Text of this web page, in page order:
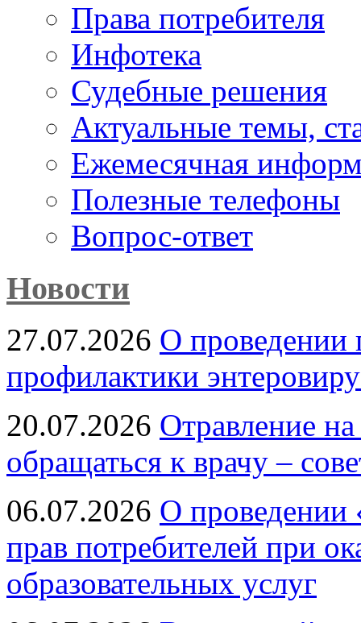
Права потребителя
Инфотека
Судебные решения
Актуальные темы,
Ежемесячная
Полезные телефоны
Вопрос-ответ
Новости
27.07.2026 О проведении
профилактики
20.07.2026 Отравление
обращаться к врачу –
06.07.2026 О проведении
прав потребителей при
образовательных услуг